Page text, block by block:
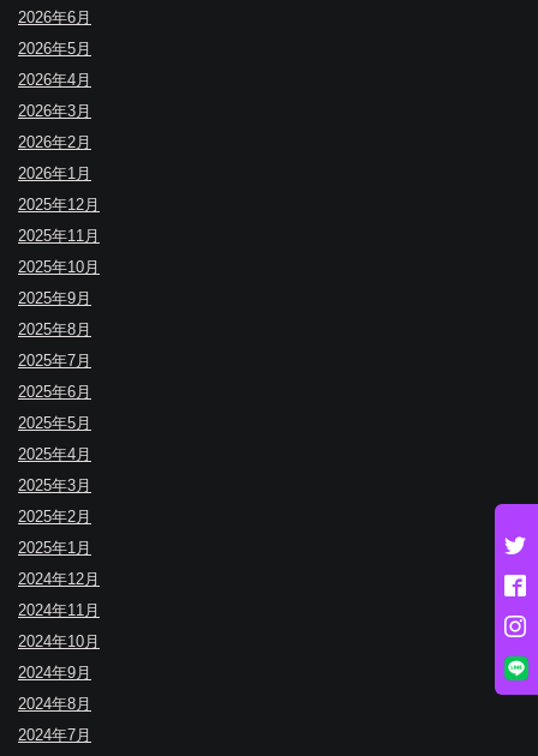
2026年6月
2026年5月
2026年4月
2026年3月
2026年2月
2026年1月
2025年12月
2025年11月
2025年10月
2025年9月
2025年8月
2025年7月
2025年6月
2025年5月
2025年4月
2025年3月
2025年2月
2025年1月
2024年12月
2024年11月
2024年10月
2024年9月
2024年8月
2024年7月